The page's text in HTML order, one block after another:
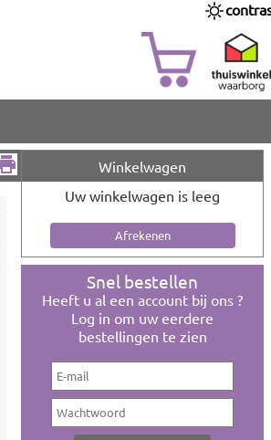
Winkelwagen
Uw winkelwagen is leeg
Snel bestellen
Heeft u al een account bij ons ?
Log in om uw eerdere
bestellingen te zien